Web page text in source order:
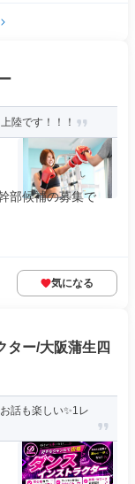
陸です！！！
部候補の募集で
気になる
ター/大阪蒲生四
話も楽しい✨1レ